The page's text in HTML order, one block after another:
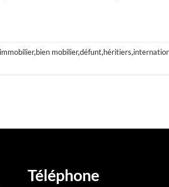
,bien mobilier,défunt,héritiers,
Téléphone